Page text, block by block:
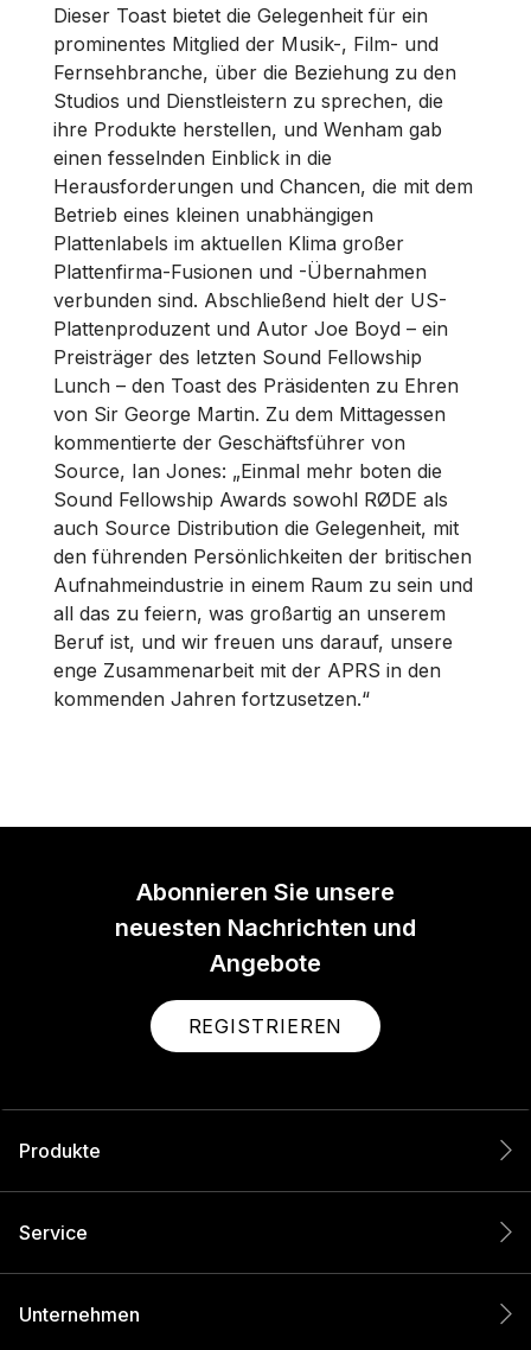
Dieser Toast bietet die Gelegenheit für ein
prominentes Mitglied der Musik-, Film- und
Fernsehbranche, über die Beziehung zu den
Studios und Dienstleistern zu sprechen, die
ihre Produkte herstellen, und Wenham gab
einen fesselnden Einblick in die
Herausforderungen und Chancen, die mit dem
Betrieb eines kleinen unabhängigen
Plattenlabels im aktuellen Klima großer
Plattenfirma-Fusionen und -Übernahmen
verbunden sind. Abschließend hielt der US-
Plattenproduzent und Autor Joe Boyd – ein
Preisträger des letzten Sound Fellowship
Lunch – den Toast des Präsidenten zu Ehren
von Sir George Martin. Zu dem Mittagessen
kommentierte der Geschäftsführer von
Source, Ian Jones: „Einmal mehr boten die
Sound Fellowship Awards sowohl RØDE als
auch Source Distribution die Gelegenheit, mit
den führenden Persönlichkeiten der britischen
Aufnahmeindustrie in einem Raum zu sein und
all das zu feiern, was großartig an unserem
Beruf ist, und wir freuen uns darauf, unsere
enge Zusammenarbeit mit der APRS in den
kommenden Jahren fortzusetzen.“
Abonnieren Sie unsere
neuesten Nachrichten und
Angebote
REGISTRIEREN
Produkte
Service
Unternehmen